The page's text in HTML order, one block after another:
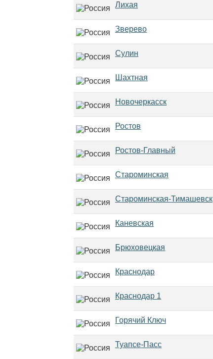
Лихая
Зверево
Сулин
Шахтная
Новочеркасск
Ростов
Ростов-Главный
Староминская
Староминская-Тимашевск
Каневская
Брюховецкая
Краснодар
Краснодар 1
Горячий Ключ
Туапсе-Пасс